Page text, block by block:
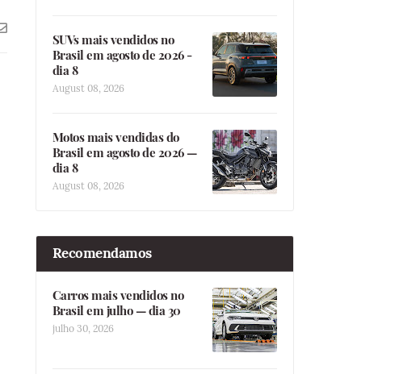
SUVs mais vendidos no
Brasil em agosto de 2026 -
dia 8
August 08, 2026
Motos mais vendidas do
Brasil em agosto de 2026 —
dia 8
August 08, 2026
Recomendamos
Carros mais vendidos no
Brasil em julho — dia 30
julho 30, 2026